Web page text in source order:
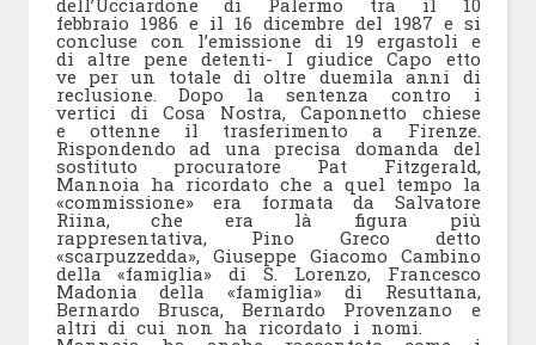
febbraio 1986 e il 16 dicembre del 1987 e si
concluse con l’emissione di 19 ergastoli e
di altre pene detenti- I giudice Capo etto
ve per un totale di oltre duemila anni di
reclusione. Dopo la sentenza contro i
vertici di Cosa Nostra, Caponnetto chiese
e ottenne il trasferimento a Firenze.
Rispondendo ad una precisa domanda del
sostituto procuratore Pat Fitzgerald,
Mannoia ha ricordato che a quel tempo la
«commissione» era formata da Salvatore
Riina, che era là figura più
rappresentativa, Pino Greco detto
«scarpuzzedda», Giuseppe Giacomo Cambino
della «famiglia» di S. Lorenzo, Francesco
Madonia della «famiglia» di Resuttana,
Bernardo Brusca, Bernardo Provenzano e
altri di cui non ha ricordato i nomi.